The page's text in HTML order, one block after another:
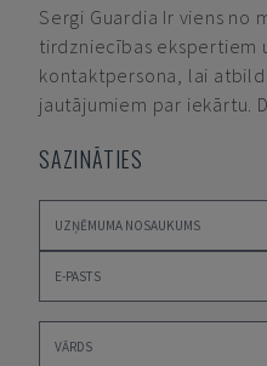
Sergi Guardia Ir viens no
tirdzniecības ekspertiem
kontaktpersona, lai
jautājumiem par iekārtu.
SAZINĀTIES